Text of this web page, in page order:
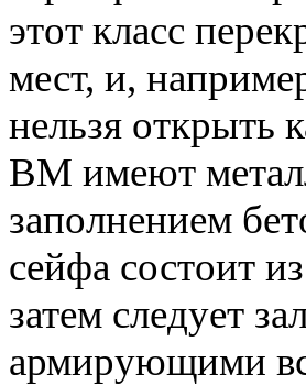
этот класс
мест, и,
нельзя
ВМ имеют
заполнением
сейфа состоит
затем следует
армирующими